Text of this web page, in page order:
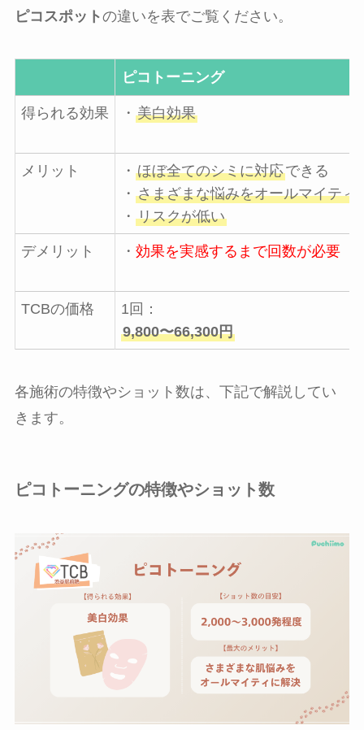
ピコスポットの違いを表でご覧ください。
ピコトーニング
得られる効果 ・ 美白効果
メリット ・ ほぼ全てのシミに対応できる
・ さまざまな悩みをオールマイティ
・ リスクが低い
デメリット ・ 効果を実感するまで回数が必要
TCBの価格
1回：
9,800〜66,300円
各施術の特徴やショット数は、下記で解説してい
きます。
ピコトーニングの特徴やショット数